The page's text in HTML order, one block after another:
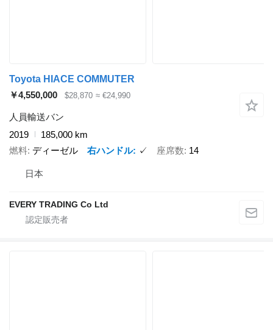
Toyota HIACE COMMUTER
￥4,550,000
$28,870 ≈ €24,990
人員輸送バン
2019
185,000 km
燃料 ディーゼル 右ハンドル ✓ 座席数 14
日本
EVERY TRADING Co Ltd